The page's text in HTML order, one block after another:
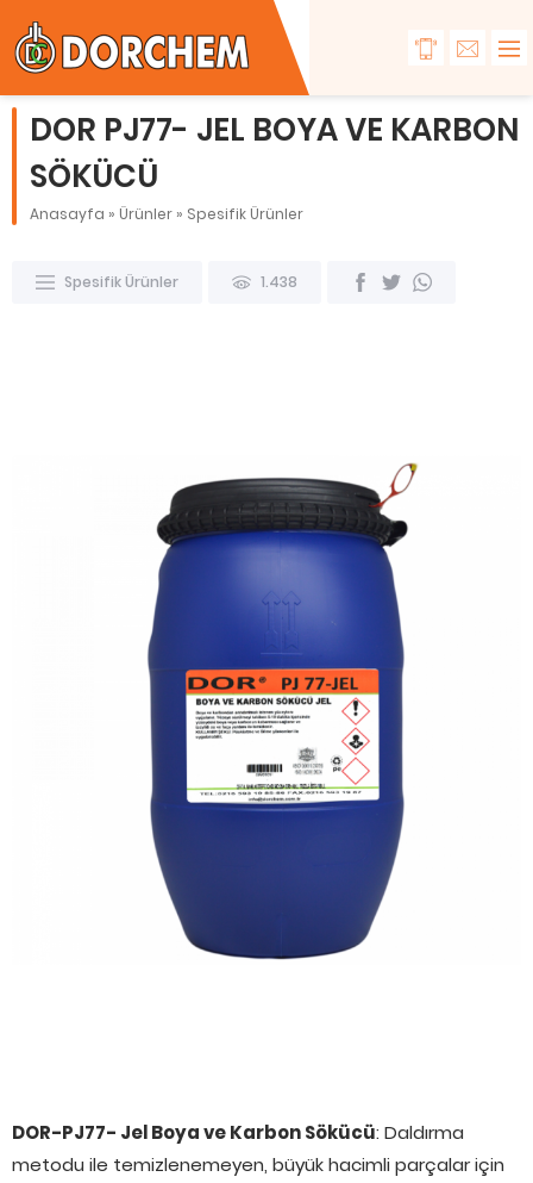
DOR PJ77- JEL BOYA VE KARBON
SÖKÜCÜ
Anasayfa » Ürünler » Spesifik Ürünler
Spesifik Ürünler 1.438
DOR-PJ77- Jel Boya ve Karbon Sökücü: Daldırma
metodu ile temizlenemeyen, büyük hacimli parçalar için